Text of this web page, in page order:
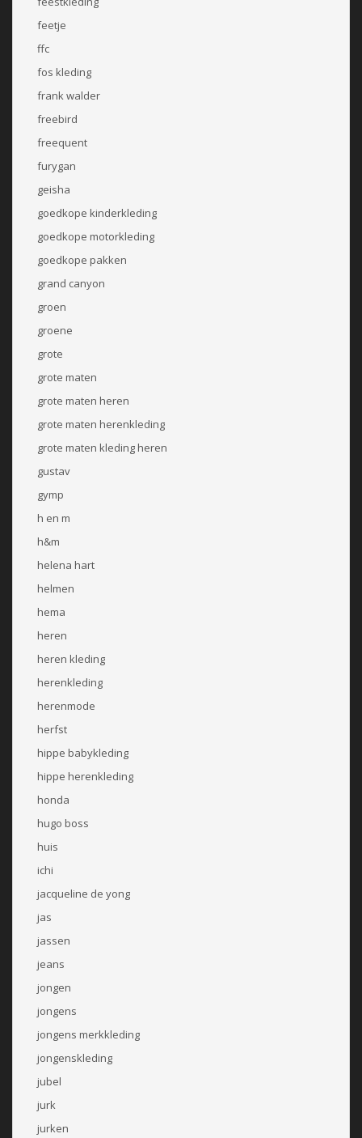
feetje
ffc
fos kleding
frank walder
freebird
freequent
furygan
geisha
goedkope kinderkleding
goedkope motorkleding
goedkope pakken
grand canyon
groen
groene
grote
grote maten
grote maten heren
grote maten herenkleding
grote maten kleding heren
gustav
gymp
h en m
h&m
helena hart
helmen
hema
heren
heren kleding
herenkleding
herenmode
herfst
hippe babykleding
hippe herenkleding
honda
hugo boss
huis
ichi
jacqueline de yong
jas
jassen
jeans
jongen
jongens
jongens merkkleding
jongenskleding
jubel
jurk
jurken